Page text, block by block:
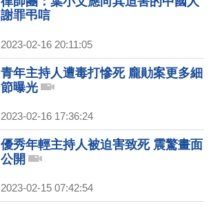
謝罪弔唁
2023-02-16 20:11:05
青年主持人遭毒打慘死 龐勛案更多細
節曝光
2023-02-16 17:36:24
優秀年輕主持人被迫害致死 震驚畫面
公開
2023-02-15 07:42:54